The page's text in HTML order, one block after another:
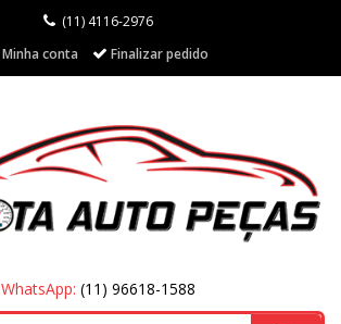
(11) 4116-2976
Minha conta
Finalizar pedido
WhatsApp: (11) 96618-1588